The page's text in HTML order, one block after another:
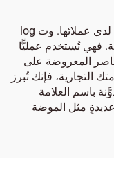
تسعى جميع الشركات إلى ترك انطباعٍ جيدٍ لدى عملائها. وت log
فهي تُستخدم عمليًّا
المعروضة على
التجارية، فإنك تُبرز
باسم العلامة
مثل الموضة